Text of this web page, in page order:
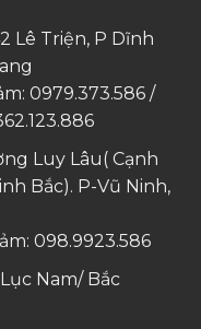
Lê Triện, P Dĩnh
0979.373.586 /
Luy Lâu( Cạnh
Bắc). P-Vũ Ninh,
098.9923.586
Nam/ Bắc